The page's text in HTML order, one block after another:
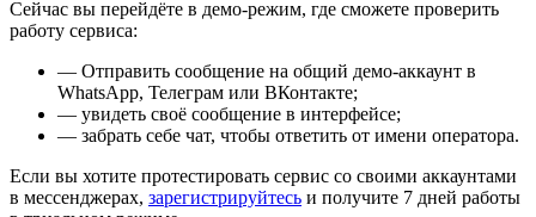
Сейчас вы перейдёте в демо-режим, где сможете проверить
работу сервиса:
— Отправить сообщение на общий демо-аккаунт в
WhatsApp, Телеграм или ВКонтакте;
— увидеть своё сообщение в интерфейсе;
— забрать себе чат, чтобы ответить от имени оператора.
Если вы хотите протестировать сервис со своими аккаунтами
в мессенджерах, зарегистрируйтесь и получите 7 дней работы